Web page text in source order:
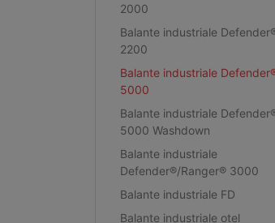
2000
Balante industriale
2200
Balante industriale
5000
Balante industriale
5000 Washdown
Balante industriale
Defender®/Ranger® 3000
Balante industriale FD
Balante industriale otel